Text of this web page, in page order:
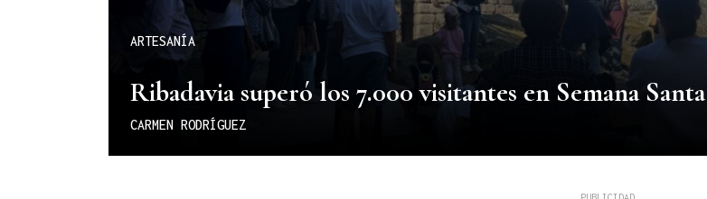
ARTESANÍA
Ribadavia superó los 7.000 visitantes en Semana Santa
CARMEN RODRÍGUEZ